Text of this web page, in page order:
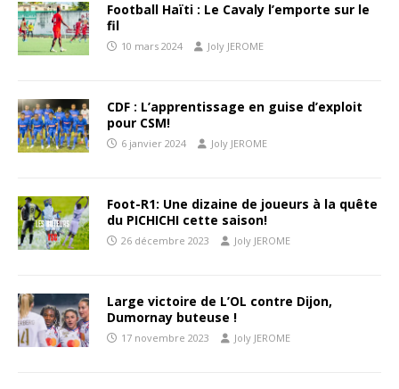
Football Haïti : Le Cavaly l’emporte sur le
fil
10 mars 2024 Joly JEROME
CDF : L’apprentissage en guise d’exploit
pour CSM!
6 janvier 2024 Joly JEROME
Foot-R1: Une dizaine de joueurs à la quête
du PICHICHI cette saison!
26 décembre 2023 Joly JEROME
Large victoire de L’OL contre Dijon,
Dumornay buteuse !
17 novembre 2023 Joly JEROME